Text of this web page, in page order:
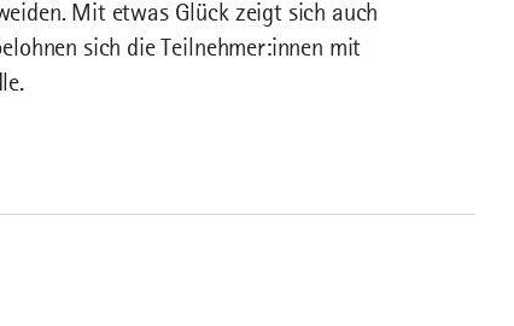
Mit etwas Glück zeigt sich auch
sich die Teilnehmer:innen mit